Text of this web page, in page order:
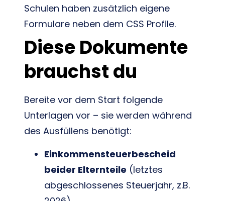
Schulen haben zusätzlich eigene
Formulare neben dem CSS Profile.
Diese Dokumente
brauchst du
Bereite vor dem Start folgende
Unterlagen vor – sie werden während
des Ausfüllens benötigt:
Einkommensteuerbescheid
beider Elternteile (letztes
abgeschlossenes Steuerjahr, z.B.